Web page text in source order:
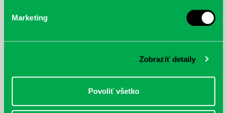
Marketing
Zobraziť detaily
Povoliť všetko